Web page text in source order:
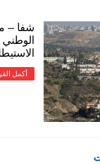
شفا –
أكمل